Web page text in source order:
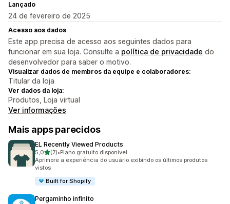
Lançado
24 de fevereiro de 2025
Acesso aos dados
Este app precisa de acesso aos seguintes dados para
funcionar em sua loja. Consulte a política de privacidade do
desenvolvedor para saber o motivo.
Visualizar dados de membros da equipe e colaboradores:
Titular da loja
Ver dados da loja:
Produtos, Loja virtual
Ver informações
Mais apps parecidos
EL Recently Viewed Products
5,0de 5 estrelas
(7)
7 avaliações ao todo
•Plano gratuito disponível
Aprimore a experiência do usuário exibindo os últimos produtos
vistos
Built for Shopify
Pergaminho infinito